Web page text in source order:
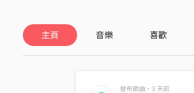
主頁 音樂 喜歡
發布歌曲・3 天前